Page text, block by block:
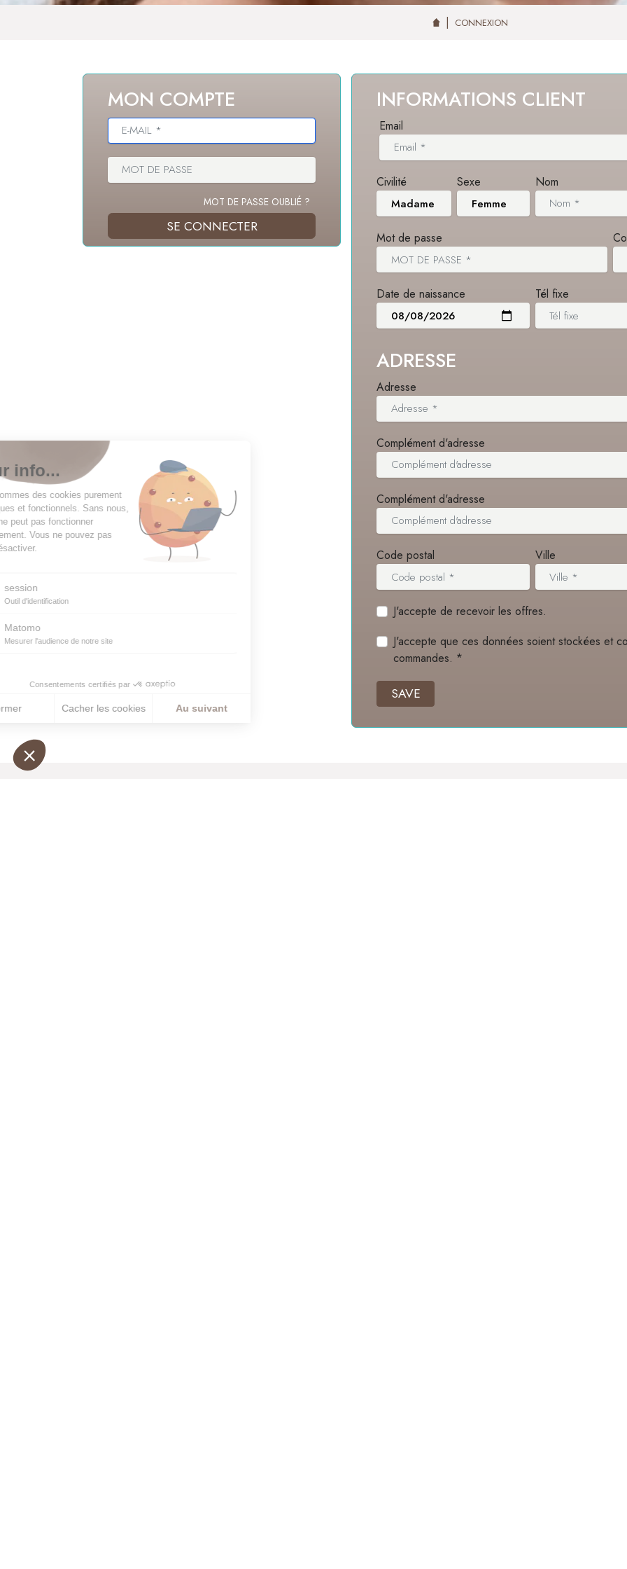
CONNEXION
MON COMPTE
MOT DE PASSE OUBLIÉ ?
SE CONNECTER
INFORMATIONS CLIENT
Email
Civilité Sexe Nom
Mot de passe
Date de naissance Tél fixe
ADRESSE
Adresse
Complément d'adresse
Complément d'adresse
Code postal Ville
J'accepte de recevoir les offres.
J'accepte que ces données soient stockées et
commandes. *
SAVE